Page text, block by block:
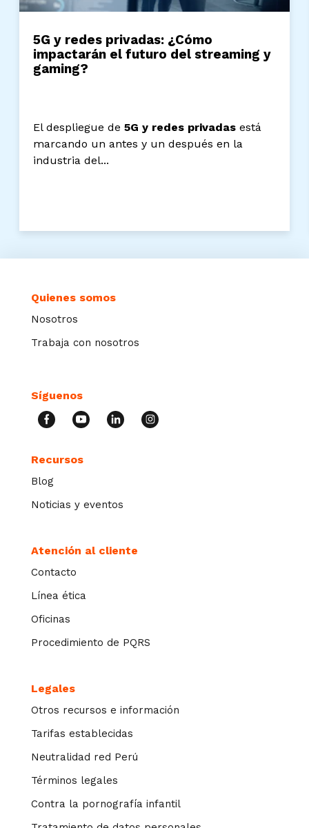
5G y redes privadas: ¿Cómo
impactarán el futuro del streaming y
gaming?
El despliegue de 5G y redes privadas está
marcando un antes y un después en la
industria del...
Quienes somos
Nosotros
Trabaja con nosotros
Síguenos
Recursos
Blog
Noticias y eventos
Atención al cliente
Contacto
Línea ética
Oficinas
Procedimiento de PQRS
Legales
Otros recursos e información
Tarifas establecidas
Neutralidad red Perú
Términos legales
Contra la pornografía infantil